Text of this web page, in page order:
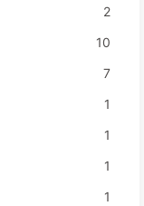
2
10
7
1
1
1
1